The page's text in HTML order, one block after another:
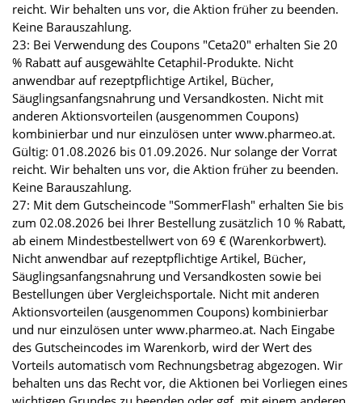
reicht. Wir behalten uns vor, die Aktion früher zu beenden.
Keine Barauszahlung.
23: Bei Verwendung des Coupons "Ceta20" erhalten Sie 20
% Rabatt auf ausgewählte Cetaphil-Produkte. Nicht
anwendbar auf rezeptpflichtige Artikel, Bücher,
Säuglingsanfangsnahrung und Versandkosten. Nicht mit
anderen Aktionsvorteilen (ausgenommen Coupons)
kombinierbar und nur einzulösen unter www.pharmeo.at.
Gültig: 01.08.2026 bis 01.09.2026. Nur solange der Vorrat
reicht. Wir behalten uns vor, die Aktion früher zu beenden.
Keine Barauszahlung.
27: Mit dem Gutscheincode "SommerFlash" erhalten Sie bis
zum 02.08.2026 bei Ihrer Bestellung zusätzlich 10 % Rabatt,
ab einem Mindestbestellwert von 69 € (Warenkorbwert).
Nicht anwendbar auf rezeptpflichtige Artikel, Bücher,
Säuglingsanfangsnahrung und Versandkosten sowie bei
Bestellungen über Vergleichsportale. Nicht mit anderen
Aktionsvorteilen (ausgenommen Coupons) kombinierbar
und nur einzulösen unter www.pharmeo.at. Nach Eingabe
des Gutscheincodes im Warenkorb, wird der Wert des
Vorteils automatisch vom Rechnungsbetrag abgezogen. Wir
behalten uns das Recht vor, die Aktionen bei Vorliegen eines